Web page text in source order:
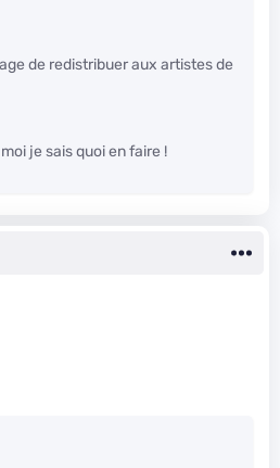
de redistribuer aux artistes de
je sais quoi en faire !